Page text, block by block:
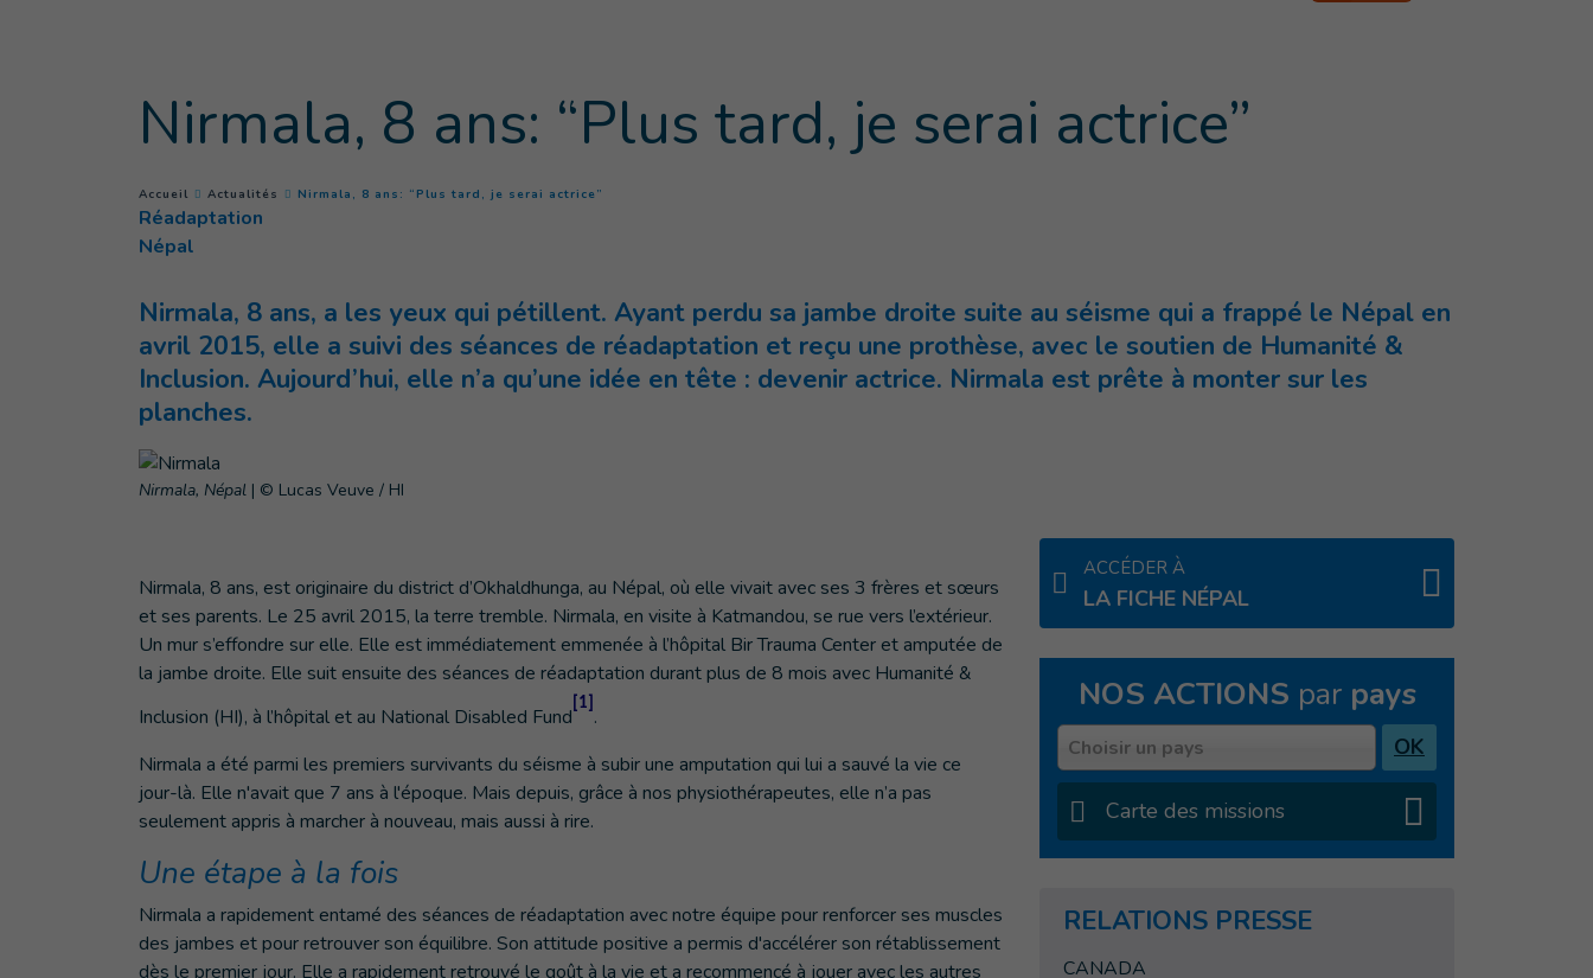
Nirmala, 8 ans: “Plus tard, je serai actrice”
You are here :
Accueil Actualités Nirmala, 8 ans: “Plus tard, je serai actrice”
Réadaptation
Népal
Nirmala, 8 ans, a les yeux qui pétillent. Ayant perdu sa jambe droite suite au séisme qui a frappé le Népal en
avril 2015, elle a suivi des séances de réadaptation et reçu une prothèse, avec le soutien de Humanité &
Inclusion. Aujourd’hui, elle n’a qu’une idée en tête : devenir actrice. Nirmala est prête à monter sur les
planches.
Nirmala, Népal | © Lucas Veuve / HI
Nirmala, 8 ans, est originaire du district d’Okhaldhunga, au Népal, où elle vivait avec ses 3 frères et sœurs
et ses parents. Le 25 avril 2015, la terre tremble. Nirmala, en visite à Katmandou, se rue vers l’extérieur.
Un mur s’effondre sur elle. Elle est immédiatement emmenée à l’hôpital Bir Trauma Center et amputée de
la jambe droite. Elle suit ensuite des séances de réadaptation durant plus de 8 mois avec Humanité &
Inclusion (HI), à l’hôpital et au National Disabled Fund
[1]
.
Nirmala a été parmi les premiers survivants du séisme à subir une amputation qui lui a sauvé la vie ce
jour-là. Elle n'avait que 7 ans à l'époque. Mais depuis, grâce à nos physiothérapeutes, elle n’a pas
seulement appris à marcher à nouveau, mais aussi à rire.
Une étape à la fois
Nirmala a rapidement entamé des séances de réadaptation avec notre équipe pour renforcer ses muscles
des jambes et pour retrouver son équilibre. Son attitude positive a permis d'accélérer son rétablissement
dès le premier jour. Elle a rapidement retrouvé le goût à la vie et a recommencé à jouer avec les autres
ACCÉDER À
LA FICHE NÉPAL
NOS ACTIONS par pays
PaysChoisir un pays OK
Carte des missions
RELATIONS PRESSE
CANADA